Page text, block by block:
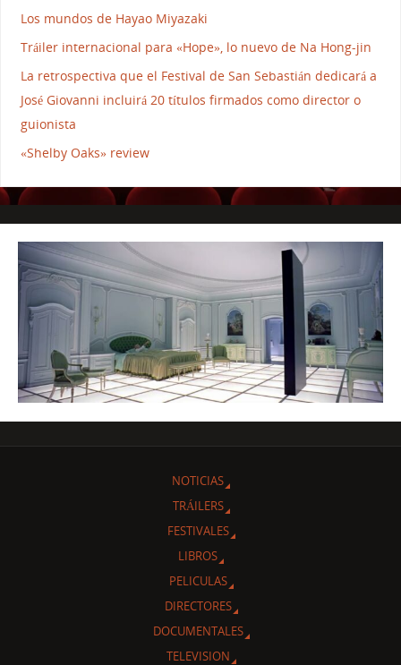
Los mundos de Hayao Miyazaki
Tráiler internacional para «Hope», lo nuevo de Na Hong-jin
La retrospectiva que el Festival de San Sebastián dedicará a
José Giovanni incluirá 20 títulos firmados como director o
guionista
«Shelby Oaks» review
NOTICIAS
TRÁILERS
FESTIVALES
LIBROS
PELICULAS
DIRECTORES
DOCUMENTALES
TELEVISION